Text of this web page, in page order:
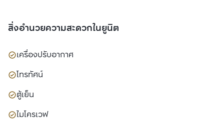
สิ่งอำนวยความสะดวกในยูนิต
เครื่องปรับอากาศ
โทรทัศน์
ตู้เย็น
ไมโครเวฟ